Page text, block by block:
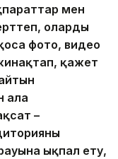
мен
олардың
фото, видео
қажет
ала
–
ықпал ету,